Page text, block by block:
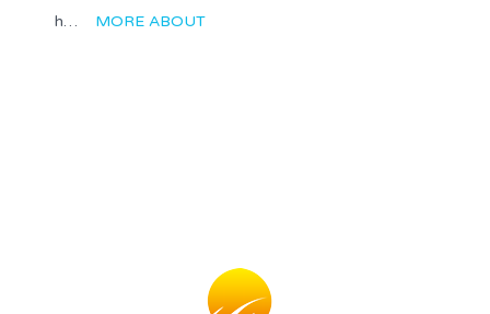
h… MORE ABOUT